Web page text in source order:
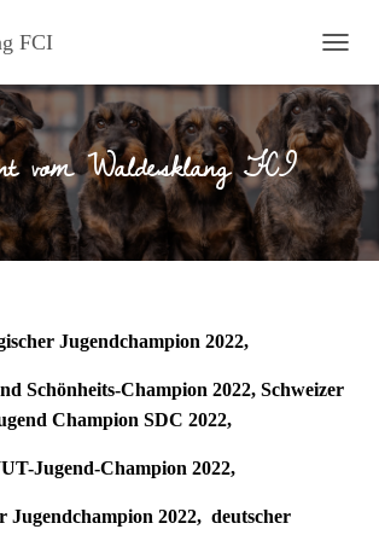
FCI
A
V
I
G
A
vom Waldesklang FCI
Jugendchampion 2022,
Schönheits-Champion 2022, Schweizer
Champion SDC 2022,
Jugend-Champion 2022,
Jugendchampion 2022, deutscher